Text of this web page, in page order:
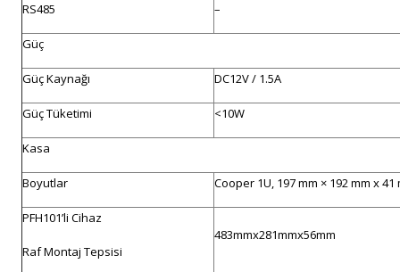
RS485 –
Güç
Güç Kaynağı DC12V / 1.5A
Güç Tüketimi <10W
Kasa
Boyutlar Cooper 1U, 197 mm × 192 mm x 41
PFH101’li Cihaz
Raf Montaj Tepsisi
483mmx281mmx56mm